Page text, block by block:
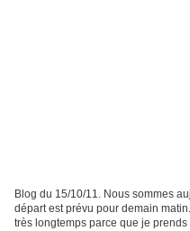
Blog du 15/10/11. Nous sommes
départ est prévu pour demain
très longtemps parce que je prends